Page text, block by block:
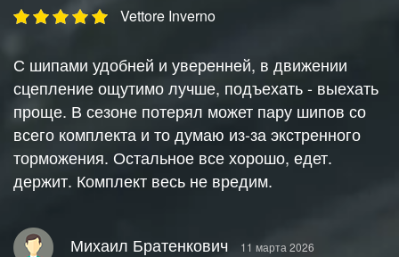
Vettore Inverno
С шипами удобней и уверенней, в движении
сцепление ощутимо лучше, подъехать - выехать
проще. В сезоне потерял может пару шипов со
всего комплекта и то думаю из-за экстренного
торможения. Остальное все хорошо, едет.
держит. Комплект весь не вредим.
Михаил Братенкович 11 марта 2026